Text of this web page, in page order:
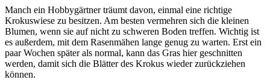
Manch ein Hobbygärtner träumt davon, einmal eine richtige
Krokuswiese zu besitzen. Am besten vermehren sich die kleinen
Blumen, wenn sie auf nicht zu schweren Boden treffen. Wichtig ist
es außerdem, mit dem Rasenmähen lange genug zu warten. Erst ein
paar Wochen später als normal, kann das Gras hier geschnitten
werden, damit sich die Blätter des Krokus wieder zurückziehen
können.